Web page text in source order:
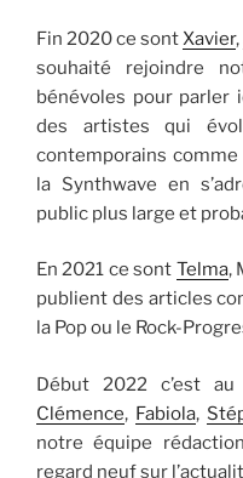
Fin 2020 ce sontXavier,
souhaité rejoindre
bénévoles pour parler
des artistes qui
contemporains comme
la Synthwave en
public plus large et
En 2021 ce sont Telma,
publient des articles
la Pop ou le Rock-
Début 2022 c’est
Clémence, Fabiola,
notre équipe
regard neuf sur